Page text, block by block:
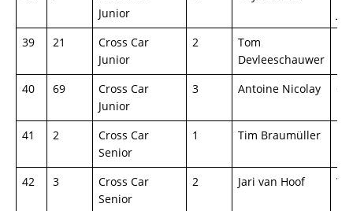
Junior
39
21
Cross Car
Junior
2
Tom
Devleeschauwer
40 69
Cross Car
Junior
3 Antoine Nicolay
41
2
Cross Car
Senior
1 Tim Braumüller
42 3
Cross Car
Senior
2 Jari van Hoof